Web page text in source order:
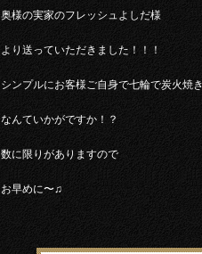
奥様の実家のフレッシュよしだ様
より送っていただきました！！！
シンプルにお客様ご自身で七輪で炭火焼
なんていかがですか！？
数に限りがありますので
お早めに〜♫